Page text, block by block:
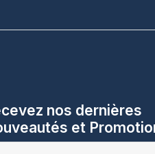
nos dernières
et